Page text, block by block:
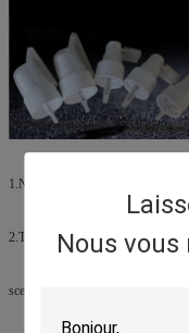
Nous
1.No coulant, match avec la
2.Threaded également.
sceau de la qualité 3.Good pour ne